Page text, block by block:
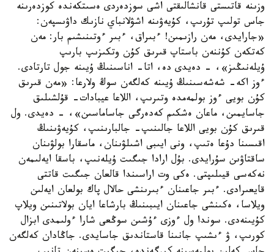
وزىنە قاتىستى قانشالىقتى اشى سوزدەردى ەسىتكەندە كوزدەرىنە
جاس تولىپ تۇرىپ، كۇيەۋىنە اشۋلانباي نازىك داۋىسپەن:
«جارايدى، مەن رازىمىن! ءبىراق، ءبىر ءوتىنىشىم بار: مەن
كەتكەن كۇننەن باستاپ قىرىق كۇن وتكىزىپ بارىپ
ۇيلەنىڭىز»، - دەيدى دە، اتا- اناسىنىڭ ۇيىنە جول تارتادى.
ءوز اكە- شەشەسىنىڭ ۇيىنە كەلگەن سوڭ ولارعا: «مەن قىرىق
كۇن بويى ءوز بولمەمدە وتىرىپ، اللاعا عيبادات- قۇلشىلىق
جاسايمىن، ماعان ەشكىم كەدەرگى جاساماسىن»، - دەيدى. ول
قىرىق كۇن بويى اللاعا جالىنىپ- جالبارىنىپ، كۇيەۋىنىڭ
اقىسىنا دۇعا ەتىپ، ونى ايىبى اشىلۋىنان، ماسقارا بولۋىنان
ساقتاۋىن سۇرايدى. بۇل ارادا جىگىت ۇيلەنىپ، باسقا ايەلىمەن
نەكەسى قيىلىپتى. ەكى وت اراسىندا قالعان جىگىت قاتتى
قايعىرادى. ءبىر جاعىنان ءبىرىنشى حالال پاك بولعان ايەلىن
ويلاسا، ەكىنشى جاعىنان ايىبىنىڭ بارشاعا ايان بولاتىنىن ويلاپ
كۇيىنەدى. سوندا ول ءوزى ءۇشىن سوڭعى شارا ءولىمدى ابزال
كورىپ، ۋ ءىشىپ جانىنا قاستاندىق جاسايدى. جاڭادان كەلگەن